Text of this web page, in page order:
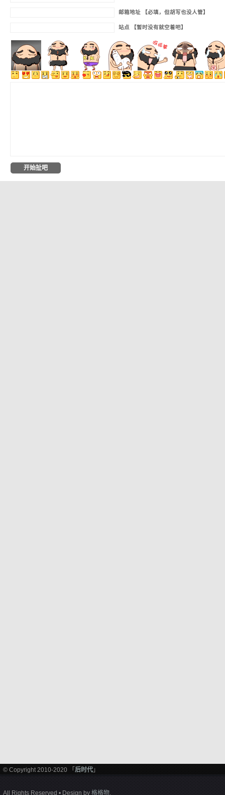
邮箱地址 【必填，但胡写也没人管】
站点 【暂时没有就空着吧】
© Copyright 2010-2020 「 后时代 」
All Rights Reserved • Design by 格格物.